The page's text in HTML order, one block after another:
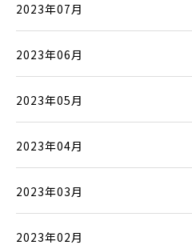
2023年07月
2023年06月
2023年05月
2023年04月
2023年03月
2023年02月